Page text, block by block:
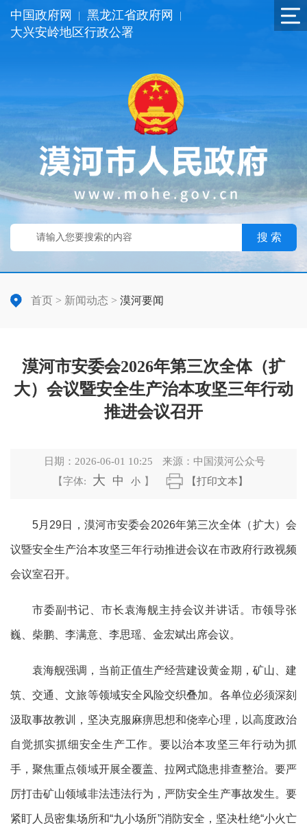
中国政府网 黑龙江省政府网
大兴安岭地区行政公署
搜 索
首页 > 新闻动态 > 漠河要闻
漠河市安委会2026年第三次全体（扩
大）会议暨安全生产治本攻坚三年行动
推进会议召开
日期： 2026-06-01 10:25 来源： 中国漠河公众号
【字体:
大 中 小 】 【打印文本】
5月29日，漠河市安委会2026年第三次全体（扩大）会
议暨安全生产治本攻坚三年行动推进会议在市政府行政视频
会议室召开。
市委副书记、市长袁海舰主持会议并讲话。市领导张
巍、柴鹏、李满意、李思瑶、金宏斌出席会议。
袁海舰强调，当前正值生产经营建设黄金期，矿山、建
筑、交通、文旅等领域安全风险交织叠加。各单位必须深刻
汲取事故教训，坚决克服麻痹思想和侥幸心理，以高度政治
自觉抓实抓细安全生产工作。要以治本攻坚三年行动为抓
手，聚焦重点领域开展全覆盖、拉网式隐患排查整治。要严
厉打击矿山领域非法违法行为，严防安全生产事故发生。要
紧盯人员密集场所和“九小场所”消防安全，坚决杜绝“小火亡